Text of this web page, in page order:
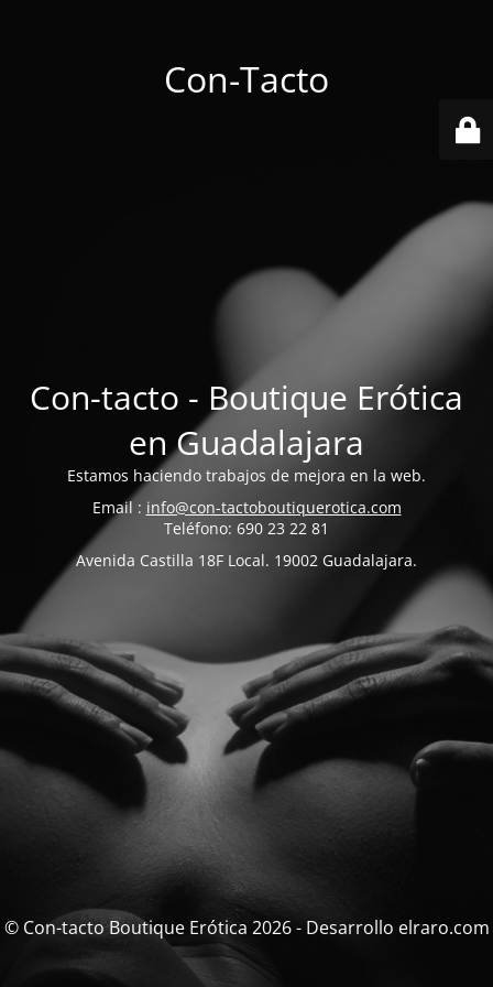
Con-Tacto
Con-tacto - Boutique Erótica
en Guadalajara
Estamos haciendo trabajos de mejora en la web.
Email : info@con-tactoboutiquerotica.com
Teléfono: 690 23 22 81
Avenida Castilla 18F Local. 19002 Guadalajara.
© Con-tacto Boutique Erótica 2026 - Desarrollo elraro.com